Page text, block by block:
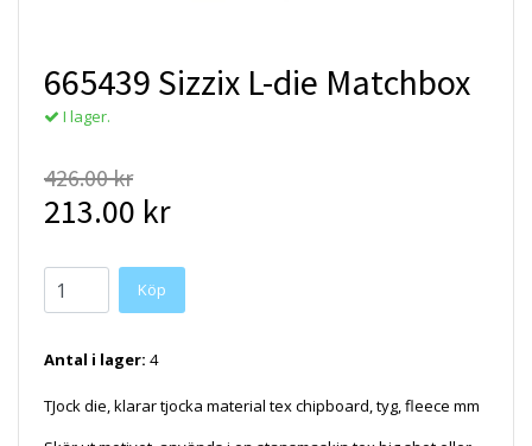
665439 Sizzix L-die Matchbox
I lager.
426.00 kr
213.00 kr
Antal i lager: 4
TJock die, klarar tjocka material tex chipboard, tyg, fleece mm